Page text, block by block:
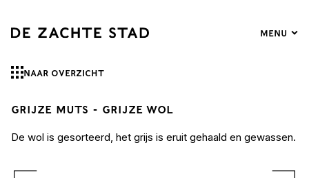
Ga
hoofdinhoud
Menu
Naar overzicht
Grijze muts - Grijze wol
De wol is gesorteerd, het grijs is eruit gehaald en gewassen.